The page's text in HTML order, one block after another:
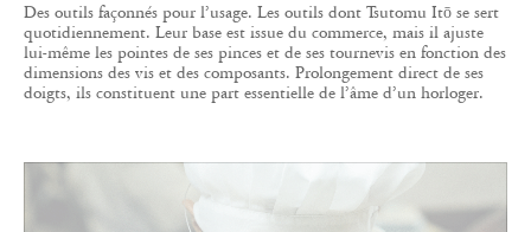
Des outils façonnés pour l’usage. Les outils dont Tsutomu Itō se sert
quotidiennement. Leur base est issue du commerce, mais il ajuste
lui-même les pointes de ses pinces et de ses tournevis en fonction des
dimensions des vis et des composants. Prolongement direct de ses
doigts, ils constituent une part essentielle de l’âme d’un horloger.